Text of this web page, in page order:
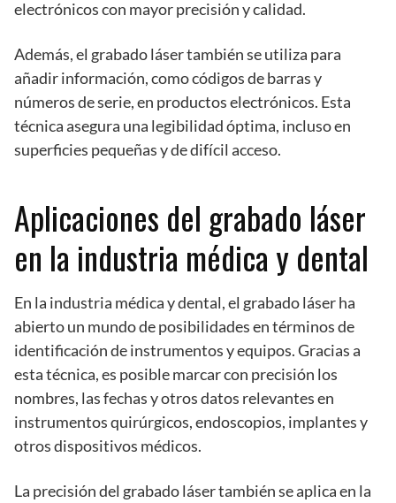
electrónicos con mayor precisión y calidad.
Además, el grabado láser también se utiliza para
añadir información, como códigos de barras y
números de serie, en productos electrónicos. Esta
técnica asegura una legibilidad óptima, incluso en
superficies pequeñas y de difícil acceso.
Aplicaciones del grabado láser
en la industria médica y dental
En la industria médica y dental, el grabado láser ha
abierto un mundo de posibilidades en términos de
identificación de instrumentos y equipos. Gracias a
esta técnica, es posible marcar con precisión los
nombres, las fechas y otros datos relevantes en
instrumentos quirúrgicos, endoscopios, implantes y
otros dispositivos médicos.
La precisión del grabado láser también se aplica en la